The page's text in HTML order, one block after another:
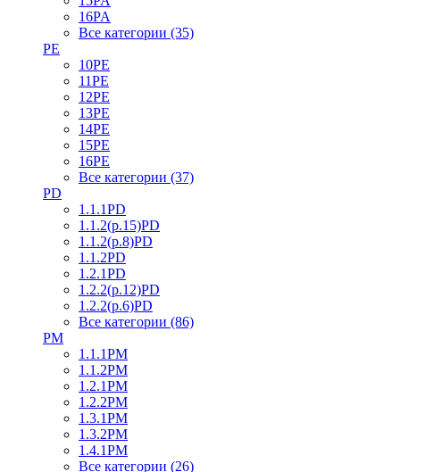
16PA
Все категории (35)
PE
10PE
11PE
12PE
13PE
14PE
15PE
16PE
Все категории (37)
PD
1.1.1PD
1.1.2(р.15)PD
1.1.2(р.8)PD
1.1.2PD
1.2.1PD
1.2.2(р.12)PD
1.2.2(р.6)PD
Все категории (86)
PM
1.1.1PM
1.1.2PM
1.2.1PM
1.2.2PM
1.3.1PM
1.3.2PM
1.4.1PM
Все категории (26)